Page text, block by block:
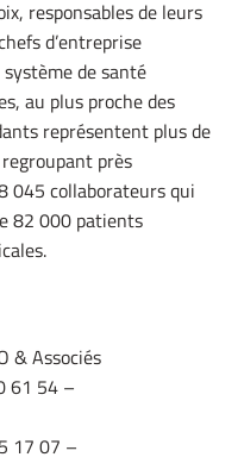
responsables de leurs
d’entreprise
de santé
au plus proche des
représentent plus de
près
045 collaborateurs qui
82 000 patients
& Associés
61 54 –
17 07 –